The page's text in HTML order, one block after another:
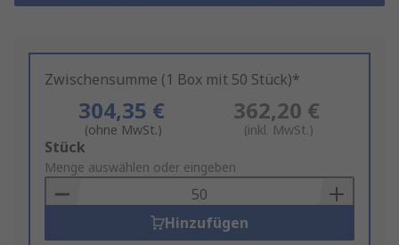
Zwischensumme (1 Box mit 50 Stück)*
304,35 €
(ohne MwSt.)
362,20 €
(inkl. MwSt.)
Add
to
Basket
Stück
Menge auswählen oder eingeben
Hinzufügen